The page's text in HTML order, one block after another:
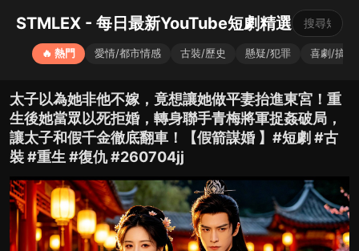
STMLEX - 每日最新YouTube短劇精選
🔥 熱門 愛情/都市情感 古裝/歷史 懸疑/犯罪 喜劇/搞笑
太子以為她非他不嫁，竟想讓她做平妻抬進東宮！重
生後她當眾以死拒婚，轉身聯手青梅將軍捉姦破局，
讓太子和假千金徹底翻車！【假箭謀婚 】#短劇 #古
裝 #重生 #復仇 #260704jj